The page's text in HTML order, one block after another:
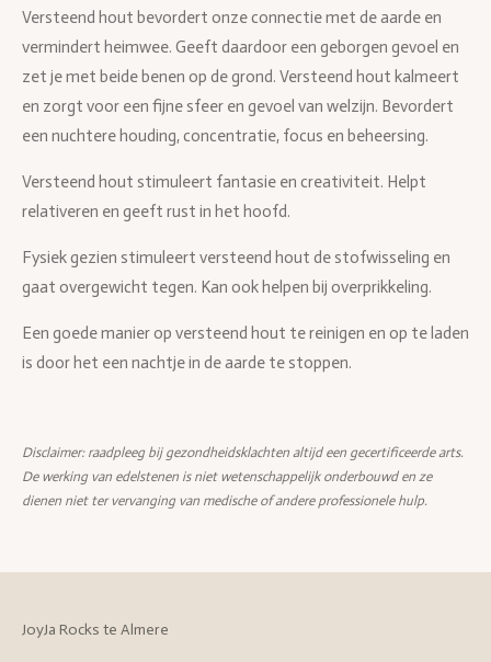
Versteend hout bevordert onze connectie met de aarde en
vermindert heimwee. Geeft daardoor een geborgen gevoel en
zet je met beide benen op de grond. Versteend hout kalmeert
en zorgt voor een fijne sfeer en gevoel van welzijn. Bevordert
een nuchtere houding, concentratie, focus en beheersing.
Versteend hout stimuleert fantasie en creativiteit. Helpt
relativeren en geeft rust in het hoofd.
Fysiek gezien stimuleert versteend hout de stofwisseling en
gaat overgewicht tegen. Kan ook helpen bij overprikkeling.
Een goede manier op versteend hout te reinigen en op te laden
is door het een nachtje in de aarde te stoppen.
Disclaimer: raadpleeg bij gezondheidsklachten altijd een gecertificeerde arts.
De werking van edelstenen is niet wetenschappelijk onderbouwd en ze
dienen niet ter vervanging van medische of andere professionele hulp.
JoyJa Rocks te Almere